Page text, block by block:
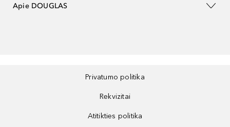
Apie DOUGLAS
Privatumo politika
Rekvizitai
Atitikties politika